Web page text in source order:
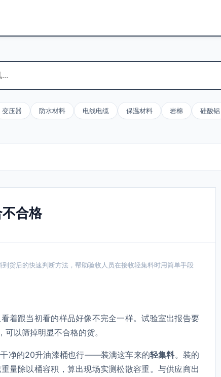
变压器 防水材料 电线电缆 保温材料 岩棉 硅酸铝
合格
货后的快速判断方法，帮助验收人员在接收轻集料时用简单手段
着跟当初看的样品好像不完全一样。试验室出报告要
以筛掉明显不合格的货。
净的20升油漆桶也行——装满这车来的轻集料。装的
量除以桶容积，算出现场实测松散容重。与供应商出